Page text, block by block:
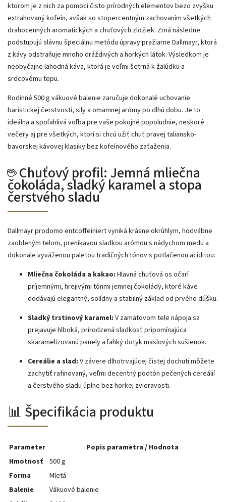
ktorom je z nich za pomoci čisto prírodných elementov bezo zvyšku
extrahovaný kofeín, avšak so stopercentným zachovaním všetkých
drahocenných aromatických a chuťových zložiek. Zrná následne
podstupujú slávnu špeciálnu metódu úpravy pražiarne Dallmayr, ktorá
z kávy odstraňuje mnoho dráždivých a horkých látok. Výsledkom je
neobyčajne lahodná káva, ktorá je veľmi šetrná k žalúdku a
srdcovému tepu.
Rodinné 500 g vákuové balenie zaručuje dokonalé uchovanie
baristickej čerstvosti, sily a omamnej arómy po dlhú dobu. Je to
ideálna a spoľahlivá voľba pre vaše pokojné popoludnie, neskoré
večery aj pre všetkých, ktorí si chcú užiť chuť pravej taliansko-
bavorskej kávovej klasiky bez kofeínového zaťaženia.
☕ Chuťový profil: Jemná mliečna
čokoláda, sladký karamel a stopa
čerstvého sladu
Dallmayr prodomo entcoffeiniert vyniká krásne okrúhlym, hodvábne
zaobleným telom, prenikavou sladkou arómou s nádychom medu a
dokonale vyváženou paletou tradičných tónov s potlačenou aciditou:
Mliečna čokoláda a kakao: Hlavná chuťová os očarí
príjemnými, hrejivými tónmi jemnej čokolády, ktoré káve
dodávajú elegantný, solídny a stabilný základ od prvého dúšku.
Sladký trstinový karamel: V zamatovom tele nápoja sa
prejavuje hlboká, prirodzená sladkosť pripomínajúca
skaramelizovanú panely a ľahký dotyk maslových sušienok.
Cereálie a slad: V závere dlhotrvajúcej čistej dochuti môžete
zachytiť rafinovaný, veľmi decentný podtón pečených cereálií
a čerstvého sladu úplne bez horkej zvieravosti.
📊 Špecifikácia produktu
Parameter
Popis parametra / Hodnota
Hmotnosť
500 g
Forma
Mletá
Balenie
Vákuové balenie